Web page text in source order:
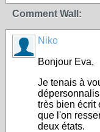
Comment Wall:
Niko
Bonjour Eva,
Je tenais à
très bien écrit
que l'on
deux états.